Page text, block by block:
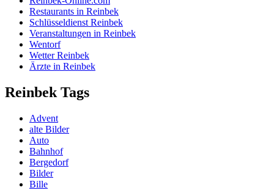
Restaurants in Reinbek
Schlüsseldienst Reinbek
Veranstaltungen in Reinbek
Wentorf
Wetter Reinbek
Ärzte in Reinbek
Reinbek Tags
Advent
alte Bilder
Auto
Bahnhof
Bergedorf
Bilder
Bille